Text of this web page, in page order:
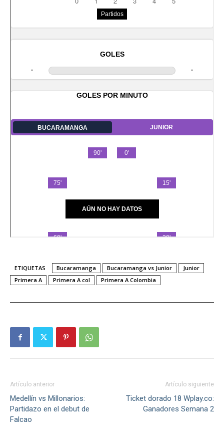
ETIQUETAS Bucaramanga Bucaramanga vs Junior
Junior
Primera A
Primera A col Primera A Colombia
Artículo anterior
Medellín vs Millonarios:
Partidazo en el debut de
Falcao
Artículo siguiente
Ticket dorado 18 Wplay.co:
Ganadores Semana 2